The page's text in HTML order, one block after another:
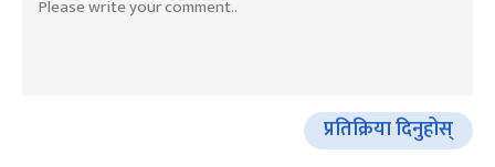
प्रतिक्रिया दिनुहोस्